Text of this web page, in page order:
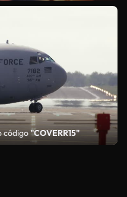
código"COVERR15"